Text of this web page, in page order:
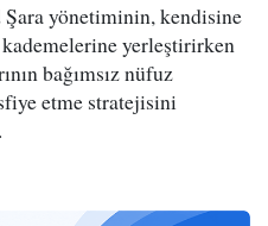
yönetiminin, kendisine
yerleştirirken
bağımsız nüfuz
etme stratejisini